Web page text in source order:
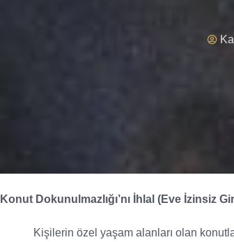
Konut Dokunulmazlığı’nı İhlal (Eve İzinsiz
Kişilerin özel yaşam alanları olan konutlar